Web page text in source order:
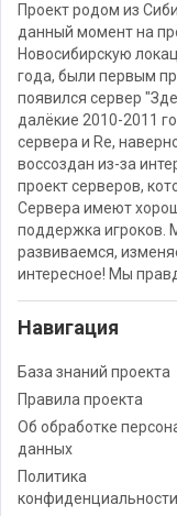
Проект родом из
данный момент на
Новосибирскую
года, были первым
появился сервер
далёкие 2010-2011
сервера и Re,
воссоздан из-за
проект серверов,
Сервера имеют
поддержка игроков.
развиваемся,
интересное! Мы
Навигация
База знаний проекта
Правила проекта
Об обработке
данных
Политика
конфиденциальности